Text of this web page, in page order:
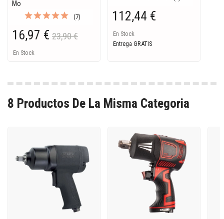
Mo
(7)
16,97 € 23,90 €
En Stock
112,44 €
En Stock
Entrega GRATIS
8 Productos De La Misma Categoria